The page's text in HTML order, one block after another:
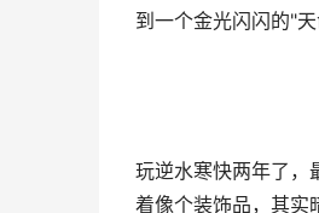
到一个金光闪闪的"
玩逆水寒快两年了，
着像个装饰品，其实